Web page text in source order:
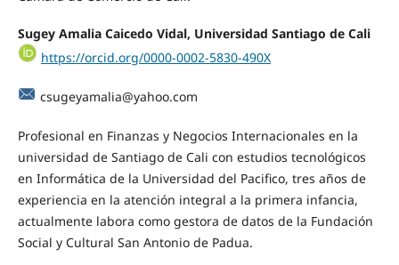
Sugey Amalia Caicedo Vidal, Universidad Santiago de Cali
https://orcid.org/0000-0002-5830-490X
csugeyamalia@yahoo.com
Profesional en Finanzas y Negocios Internacionales en la
universidad de Santiago de Cali con estudios tecnológicos
en Informática de la Universidad del Pacifico, tres años de
experiencia en la atención integral a la primera infancia,
actualmente labora como gestora de datos de la Fundación
Social y Cultural San Antonio de Padua.